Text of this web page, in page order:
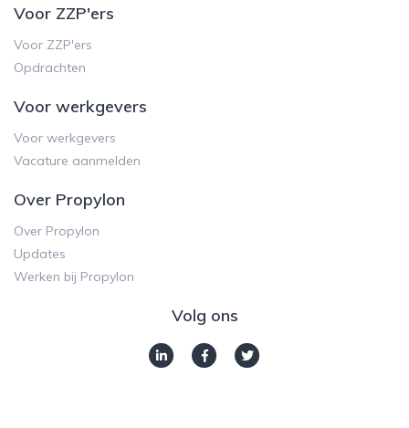
Voor ZZP'ers
Voor ZZP'ers
Opdrachten
Voor werkgevers
Voor werkgevers
Vacature aanmelden
Over Propylon
Over Propylon
Updates
Werken bij Propylon
Volg ons